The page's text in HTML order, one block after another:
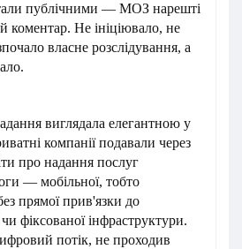
публічними — МОЗ нарешті
коментар. Не ініціювало, не
власне розслідування, а
виглядала елегантною у
компанії подавали через
про надання послуг
— мобільної, тобто
прямої прив'язки до
фіксованої інфраструктури.
потік, не проходив